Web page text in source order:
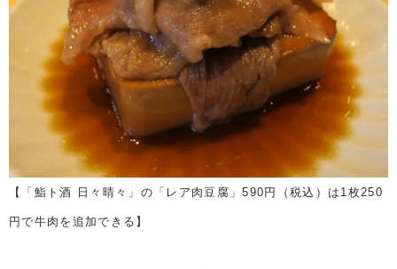
【「鮨ト酒 日々晴々」の「レア肉豆腐」590円（税込）は1枚250
円で牛肉を追加できる】